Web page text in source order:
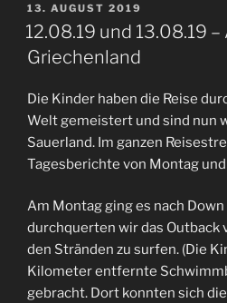
VERÖFFENTLICHT
AM
13. AUGUST 2019
12.08.19 und 13.08.19
Griechenland
Die Kinder haben die Reise
Welt gemeistert und sind nun
Sauerland. Im ganzen
Tagesberichte von Montag
Am Montag ging es nach Down
durchquerten wir das Outback
den Stränden zu surfen. (Die
Kilometer entfernte
gebracht. Dort konnten sich